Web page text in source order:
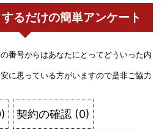
るだけの簡単アンケート
番号からはあなたにとってどういった内
に思っている方がいますので是非ご協力
) 契約の確認 (0)